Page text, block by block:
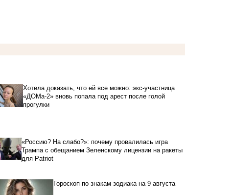
Хотела доказать, что ей все можно: экс-участница
«ДОМа-2» вновь попала под арест после голой
прогулки
«Россию? На слабо?»: почему провалилась игра
Трампа с обещанием Зеленскому лицензии на ракеты
для Patriot
Гороскоп по знакам зодиака на 9 августа